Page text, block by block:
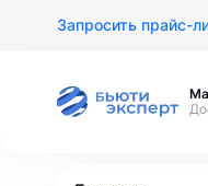
Запросить прайс-